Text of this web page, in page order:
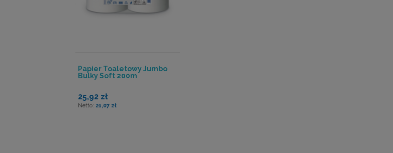
Papier Toaletowy Jumbo
Bulky Soft 200m
25,92 zł
21,07 zł